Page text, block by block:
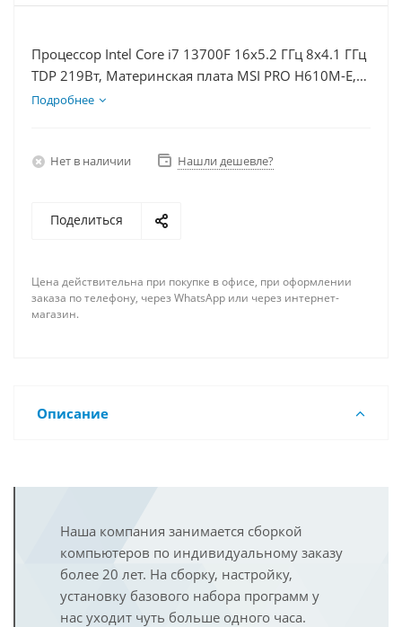
Процессор Intel Core i7 13700F 16x5.2 ГГц 8x4.1 ГГц
TDP 219Вт, Материнская плата MSI PRO H610M-E,
Видеокарта RTX 4070S 12Гб, Память DDR4 64Gb,
Подробнее
Нет в наличии Нашли дешевле?
Поделиться
Цена действительна при покупке в офисе, при оформлении
заказа по телефону, через WhatsApp или через интернет-
магазин.
Описание
Наша компания занимается сборкой
компьютеров по индивидуальному заказу
более 20 лет. На сборку, настройку,
установку базового набора программ у
нас уходит чуть больше одного часа.